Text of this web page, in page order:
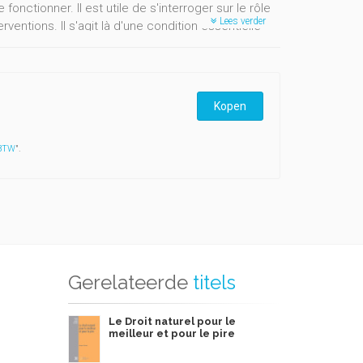
Il est utile de s'interroger sur le rôle
Il s'agit là d'une condition essentielle
été organisées à Namur du 24 au 27 mai 2001,
spécialistes de l'histoire du droit, centrées sur
Lees verder
Kopen
".
Gerelateerde titels
Le Droit naturel pour le
meilleur et pour le pire